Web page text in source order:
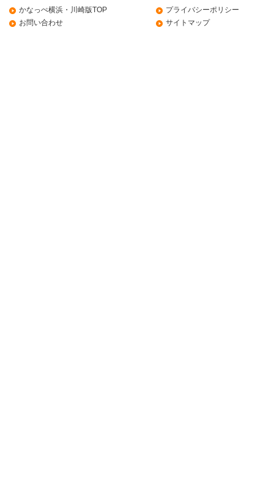
かなっぺ横浜・川崎版TOP
お問い合わせ
プライバシーポリシー
サイトマップ